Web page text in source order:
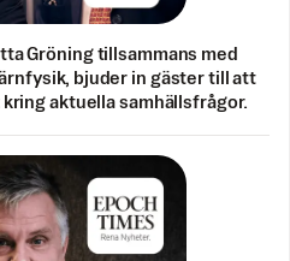
Gröning tillsammans med
bjuder in gäster till att
aktuella samhällsfrågor.